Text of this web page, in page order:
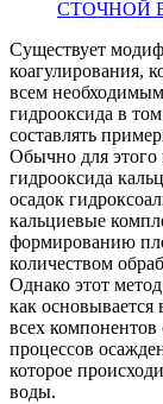
СТОЧНОЙ
Существует
коагулирования,
всем необходимым
гидрооксида в
составлять
Обычно для этого
гидрооксида
осадок
кальциевые
формированию
количеством
Однако этот
как
всех
процессов
которое
воды.